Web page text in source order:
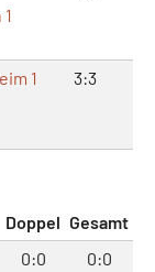
1 3:3
Doppel Gesamt
0:0 0:0